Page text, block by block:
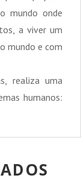
mundo onde
a viver um
mundo e com
realiza uma
humanos: